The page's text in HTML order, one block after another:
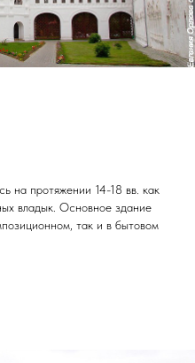
на протяжении 14-18 вв. как
владык. Основное здание
так и в бытовом